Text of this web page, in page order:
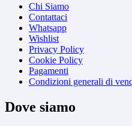
Chi Siamo
Contattaci
Whatsapp
Wishlist
Privacy Policy
Cookie Policy
Pagamenti
Condizioni generali di
Dove siamo